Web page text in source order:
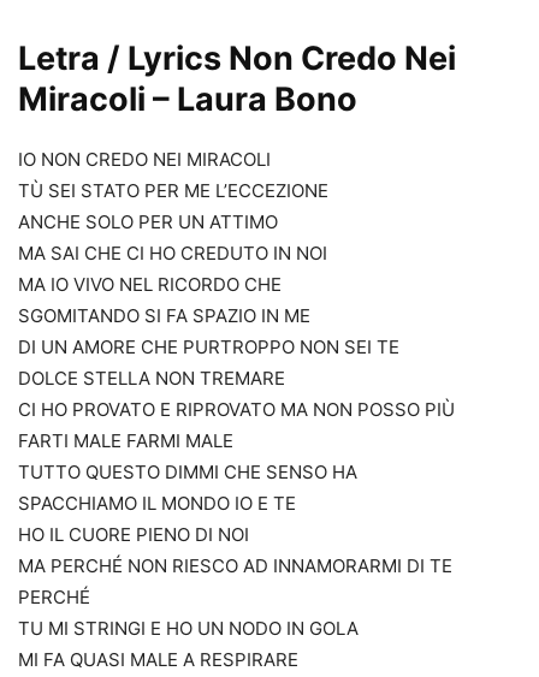
Letra / Lyrics Non Credo Nei
Miracoli – Laura Bono
IO NON CREDO NEI MIRACOLI
TÙ SEI STATO PER ME L’ECCEZIONE
ANCHE SOLO PER UN ATTIMO
MA SAI CHE CI HO CREDUTO IN NOI
MA IO VIVO NEL RICORDO CHE
SGOMITANDO SI FA SPAZIO IN ME
DI UN AMORE CHE PURTROPPO NON SEI TE
DOLCE STELLA NON TREMARE
CI HO PROVATO E RIPROVATO MA NON POSSO PIÙ
FARTI MALE FARMI MALE
TUTTO QUESTO DIMMI CHE SENSO HA
SPACCHIAMO IL MONDO IO E TE
HO IL CUORE PIENO DI NOI
MA PERCHÉ NON RIESCO AD INNAMORARMI DI TE
PERCHÉ
TU MI STRINGI E HO UN NODO IN GOLA
MI FA QUASI MALE A RESPIRARE